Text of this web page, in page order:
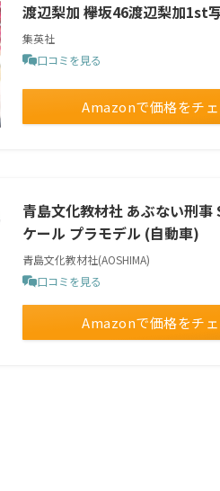
渡辺梨加 欅坂46渡辺梨加1st
集英社
口コミを見る
Amazonで価格をチ
青島文化教材社 あぶない刑
ケール プラモデル (自動車)
青島文化教材社(AOSHIMA)
口コミを見る
Amazonで価格をチ